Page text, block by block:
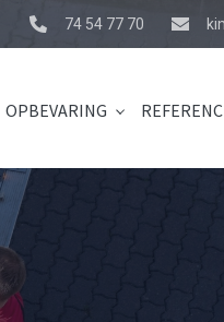
74 54 77 70
OPBEVARING